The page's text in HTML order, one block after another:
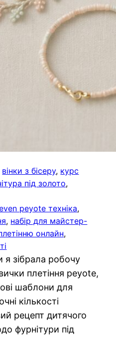
вінки з бісеру, курс
під золото
peyote техніка
, набір для майстер-
онлайн
я зібрала робочу
плетіння peyote,
шаблони для
кількості
рецепт дитячого
фурнітури під